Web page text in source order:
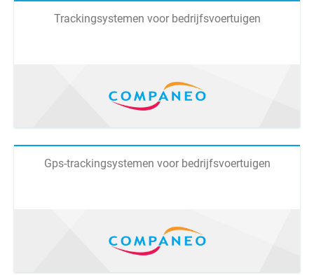
Trackingsystemen voor bedrijfsvoertuigen
Gps-trackingsystemen voor bedrijfsvoertuigen